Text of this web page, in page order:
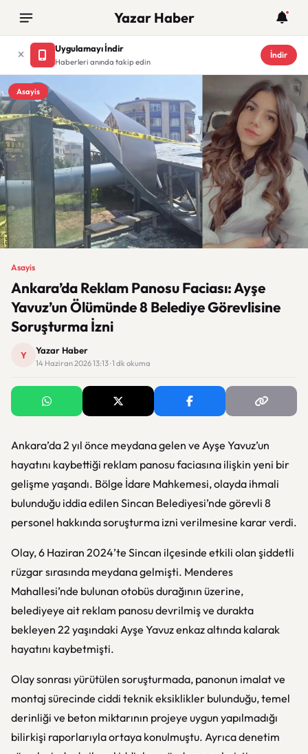
Yazar Haber
Uygulamayı İndir
Haberleri anında takip edin
İndir
Asayis
Asayis
Ankara’da Reklam Panosu Faciası: Ayşe
Yavuz’un Ölümünde 8 Belediye Görevlisine
Soruşturma İzni
Y Yazar Haber
14 Haziran 2026 13:13 · 1 dk okuma
Ankara’da 2 yıl önce meydana gelen ve Ayşe Yavuz’un
hayatını kaybettiği reklam panosu faciasına ilişkin yeni bir
gelişme yaşandı. Bölge İdare Mahkemesi, olayda ihmali
bulunduğu iddia edilen Sincan Belediyesi’nde görevli 8
personel hakkında soruşturma izni verilmesine karar verdi.
Olay, 6 Haziran 2024’te Sincan ilçesinde etkili olan şiddetli
rüzgar sırasında meydana gelmişti. Menderes
Mahallesi’nde bulunan otobüs durağının üzerine,
belediyeye ait reklam panosu devrilmiş ve durakta
bekleyen 22 yaşındaki Ayşe Yavuz enkaz altında kalarak
hayatını kaybetmişti.
Olay sonrası yürütülen soruşturmada, panonun imalat ve
montaj sürecinde ciddi teknik eksiklikler bulunduğu, temel
derinliği ve beton miktarının projeye uygun yapılmadığı
bilirkişi raporlarıyla ortaya konulmuştu. Ayrıca denetim